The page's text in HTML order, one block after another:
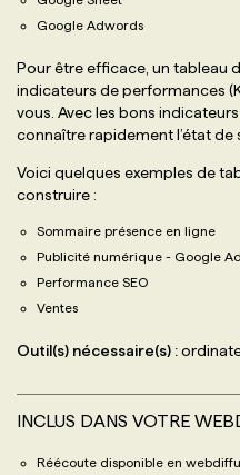
Google Adwords
Pour être efficace, un tableau
indicateurs de performances
vous. Avec les bons
connaître rapidement l’état de
Voici quelques exemples de
construire :
Sommaire présence en ligne
Publicité numérique - Google
Performance SEO
Ventes
Outil(s) nécessaire(s) :
INCLUS DANS VOTRE
Réécoute disponible en